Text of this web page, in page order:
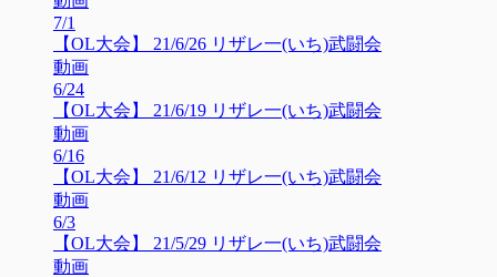
7/1
【OL大会】 21/6/26 リザレ一(いち)武闘会
動画
6/24
【OL大会】 21/6/19 リザレ一(いち)武闘会
動画
6/16
【OL大会】 21/6/12 リザレ一(いち)武闘会
動画
6/3
【OL大会】 21/5/29 リザレ一(いち)武闘会
動画